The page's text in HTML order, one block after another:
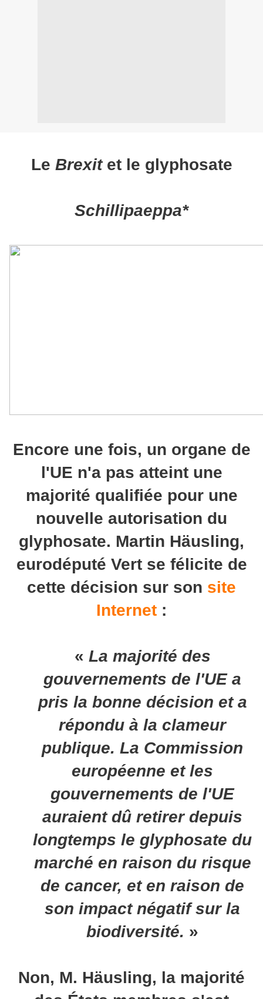
Le Brexitet le glyphosate
Schillipaeppa*
Encore une fois, un organe de
l'UE n'a pas atteint une
majorité qualifiée pour une
nouvelle autorisation du
glyphosate. Martin Häusling,
eurodéputé Vert se félicite de
cette décision sur son site
Internet :
« La majorité des
gouvernements de l'UE a
pris la bonne décision et a
répondu à la clameur
publique. La Commission
européenne et les
gouvernements de l'UE
auraient dû retirer depuis
longtemps le glyphosate du
marché en raison du risque
de cancer, et en raison de
son impact négatif sur la
biodiversité. »
Non, M. Häusling, la majorité